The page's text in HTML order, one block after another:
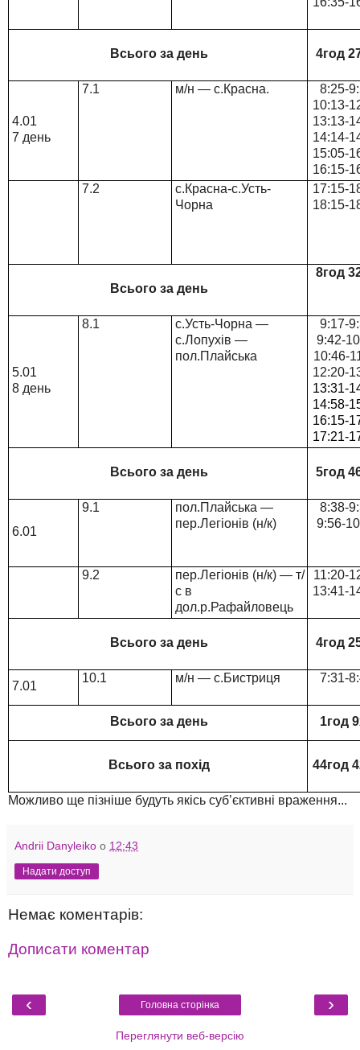
Всього за день 4год
4.01
7 день
7.1 м/н — с.Красна.
8:25-
10:13-
13:13-
14:14-
15:05-
16:15-
7.2
с.Красна-с.Усть-
Чорна
17:15-
18:15-
Всього за день
8год
5.01
8 день
8.1
с.Усть-Чорна —
с.Лопухів —
пол.Плайська
9:17-
9:42-
10:46-
12:20-
13:31-
14:58-
16:15-
17:21-
Всього за день 5год
6.01
9.1
пол.Плайська —
пер.Легіонів (н/к)
8:38-
9:56-
9.2
пер.Легіонів (н/к) — т/
с в
дол.р.Рафайловець
11:20-
13:41-
Всього за день 4год
7.01
10.1 м/н — с.Бистриця 7:31-
Всього за день 1год
Всього за похід 44год
Можливо ще пізніше будуть якісь суб’єктивні враження...
Andrii Danyleiko о 12:43
Надати доступ
Немає коментарів:
Дописати коментар
‹ ›
Головна сторінка
Переглянути веб-версію